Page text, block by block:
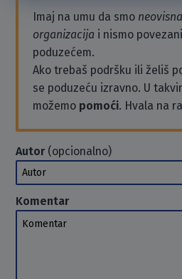
Imaj na umu da smo
organizacija i nismo
poduzećem.
Ako trebaš podršku ili želiš
se poduzeću izravno. U
možemo pomoći. Hvala na
Autor(opcionalno)
Autor
Komentar
Komentar